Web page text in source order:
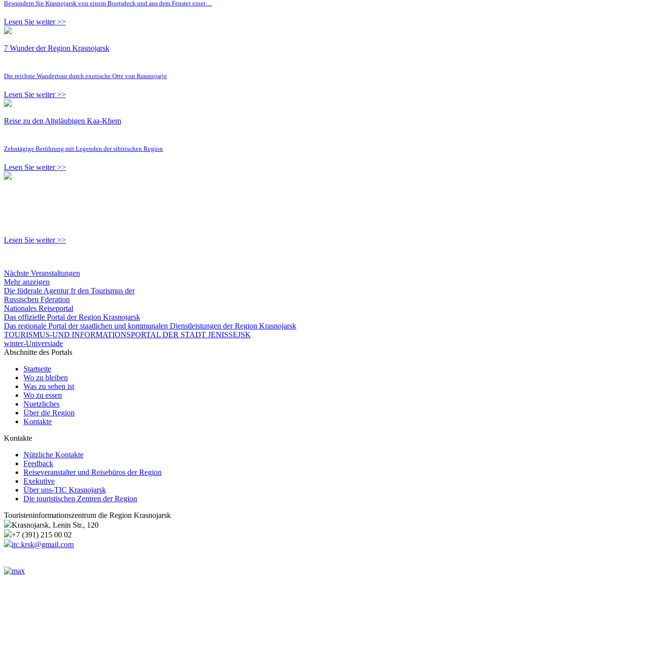
Bewundern Sie Krasnojarsk von einem Bootsdeck und aus dem Fenster einer…
Lesen Sie weiter >>
7 Wunder der Region Krasnojarsk
Die reichste Wandertour durch exotische Orte von Krasnojarje
Lesen Sie weiter >>
Reise zu den Altgläubigen Kaa-Khem
Zehntägige Berührung mit Legenden der sibirischen Region
Lesen Sie weiter >>
Lesen Sie weiter >>
Nächste Veranstaltungen
Mehr anzeigen
Die föderale Agentur fr den Tourismus der
Russischen Fderation
Nationales Reiseportal
Das offizielle Portal der Region Krasnojarsk
Das regionale Portal der staatlichen und kommunalen Dienstleistungen der Region Krasnojarsk
TOURISMUS-UND INFORMATIONSPORTAL DER STADT JENISSEJSK
winter-Universiade
Abschnitte des Portals
Startseite
Wo zu bleiben
Was zu sehen ist
Wo zu essen
Nuetzliches
Über die Region
Kontakte
Kontakte
Nützliche Kontakte
Feedback
Reiseveranstalter und Reisebüros der Region
Exekutive
Über uns-TIC Krasnojarsk
Die touristischen Zentren der Region
Touristeninformationszentrum die Region Krasnojarsk
Krasnojarsk, Lenin Str., 120
+7 (391) 215 00 02
itc.krsk@gmail.com